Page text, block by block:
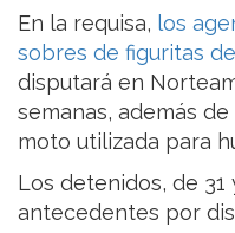
En la requisa, los
sobres de figuritas
disputará en
semanas, además
moto utilizada para
Los detenidos, de 31
antecedentes por